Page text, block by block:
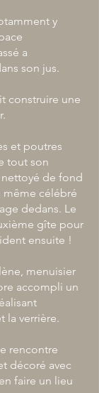
y
a
son jus.
construire une
et poutres
tout son
nettoyé de fond
même célébré
dedans. Le
gîte pour
ensuite !
menuisier
accompli un
la verrière.
rencontre
décoré avec
faire un lieu